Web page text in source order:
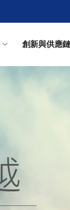
創新與供應